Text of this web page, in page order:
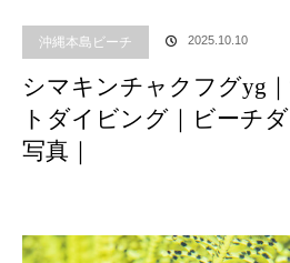
沖縄本島ビーチ 2025.10.10
シマキンチャクフグyg
トダイビング｜ビーチ
写真｜